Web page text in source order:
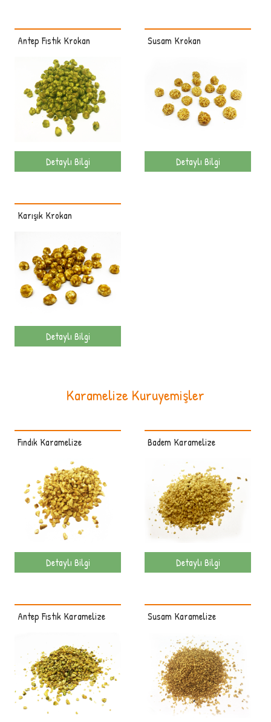
Antep Fıstık Krokan
Detaylı Bilgi
Susam Krokan
Detaylı Bilgi
Karışık Krokan
Detaylı Bilgi
Karamelize Kuruyemişler
Fındık Karamelize
Detaylı Bilgi
Badem Karamelize
Detaylı Bilgi
Antep Fıstık Karamelize Susam Karamelize